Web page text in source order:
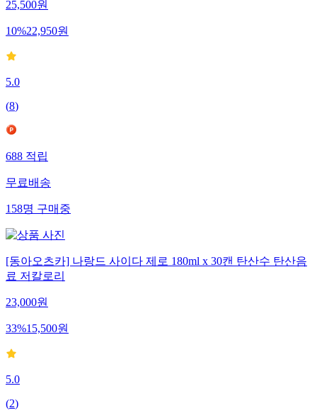
25,500원
10%22,950원
5.0
(8)
688적립
무료배송
158명구매중
[동아오츠카] 나랑드 사이다 제로 180ml x 30캔 탄산수 탄산음
료 저칼로리
23,000원
33%15,500원
5.0
(2)